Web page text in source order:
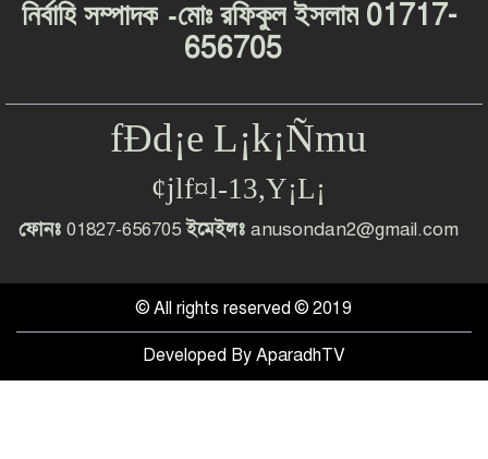
নির্বাহি সম্পাদক-মোঃ রফিকুল ইসলাম 01717-
656705
fÐd¡e L¡k¡Ñmu
¢jlf¤l-13,Y¡L¡
ফোনঃ 01827-656705ইমেইলঃ anusondan2@gmail.com
© All rights reserved © 2019
Developed By AparadhTV